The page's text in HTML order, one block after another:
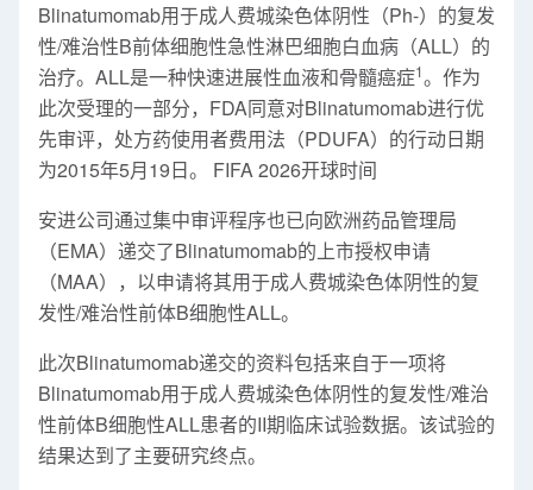
Blinatumomab用于成人费城染色体阴性（Ph-）的复发
性/难治性B前体细胞性急性淋巴细胞白血病（ALL）的
治疗。ALL是一种快速进展性血液和骨髓癌症1。作为
此次受理的一部分，FDA同意对Blinatumomab进行优
先审评，处方药使用者费用法（PDUFA）的行动日期
为2015年5月19日。 FIFA 2026开球时间
安进公司通过集中审评程序也已向欧洲药品管理局
（EMA）递交了Blinatumomab的上市授权申请
（MAA），以申请将其用于成人费城染色体阴性的复
发性/难治性前体B细胞性ALL。
此次Blinatumomab递交的资料包括来自于一项将
Blinatumomab用于成人费城染色体阴性的复发性/难治
性前体B细胞性ALL患者的II期临床试验数据。该试验的
结果达到了主要研究终点。